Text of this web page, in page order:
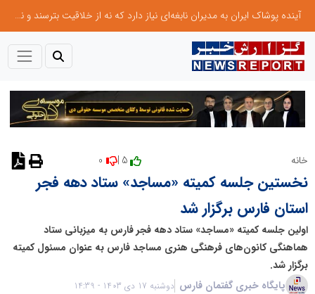
آینده پوشاک ایران به مدیران نابغه‌ای نیاز دارد که نه از خلاقیت بترسند و نه بروکراسی
خانه 5 |
نخستین جلسه کمیته «مساجد» ستاد دهه فجر
استان فارس برگزار شد
اولین جلسه کمیته «مساجد» ستاد دهه فجر فارس به میزبانی ستاد
هماهنگی کانون‌های فرهنگی هنری مساجد فارس به عنوان مسئول کمیته
برگزار شد.
پایگاه خبری گفتمان فارس دوشنبه 17 دی 1403 - 14:39